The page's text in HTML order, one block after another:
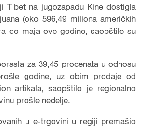
Tibet na jugozapadu Kine dostigla
(oko 596,49 miliona američkih
do maja ove godine, saopštile su
za 39,45 procenata u odnosu
godine, uz obim prodaje od
artikala, saopštilo je regionalno
prošle nedelje.
u e-trgovini u regiji premašio